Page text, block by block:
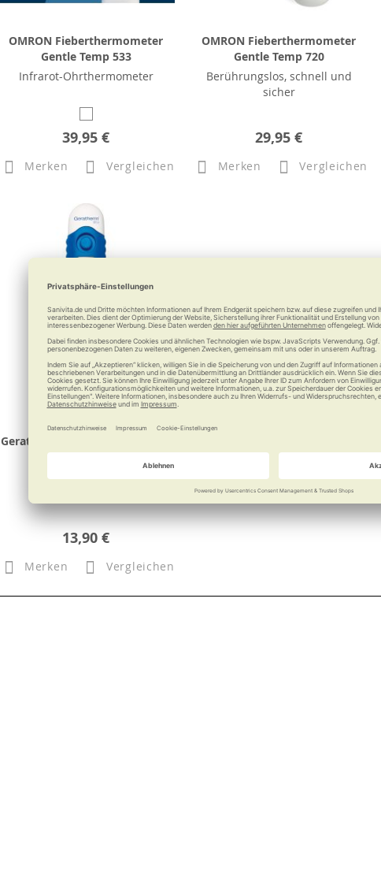
OMRON Fieberthermometer
Gentle Temp 533
Infrarot-Ohrthermometer
39,95 €
Merken Vergleichen
OMRON Fieberthermometer
Gentle Temp 720
Berührungslos, schnell und
sicher
29,95 €
Merken Vergleichen
Geratherm Digitalthermometer
flex
13,90 €
Merken Vergleichen